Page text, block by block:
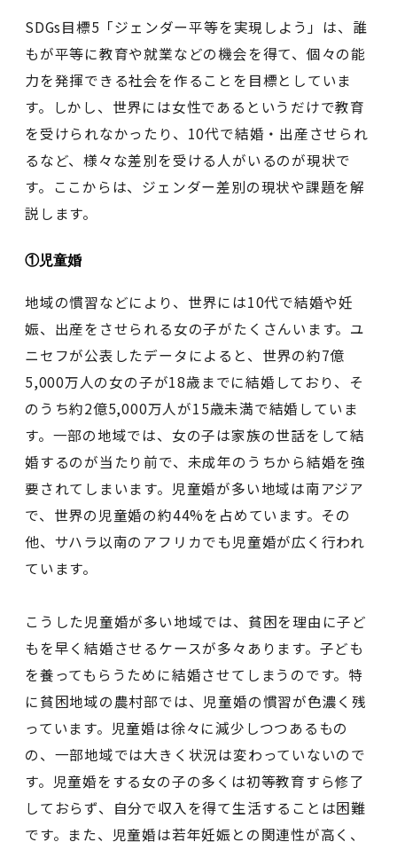
SDGs目標5「ジェンダー平等を実現しよう」は、誰
もが平等に教育や就業などの機会を得て、個々の能
力を発揮できる社会を作ることを目標としていま
す。しかし、世界には女性であるというだけで教育
を受けられなかったり、10代で結婚・出産させられ
るなど、様々な差別を受ける人がいるのが現状で
す。ここからは、ジェンダー差別の現状や課題を解
説します。
①児童婚
地域の慣習などにより、世界には10代で結婚や妊
娠、出産をさせられる女の子がたくさんいます。ユ
ニセフが公表したデータによると、世界の約7億
5,000万人の女の子が18歳までに結婚しており、そ
のうち約2億5,000万人が15歳未満で結婚していま
す。一部の地域では、女の子は家族の世話をして結
婚するのが当たり前で、未成年のうちから結婚を強
要されてしまいます。児童婚が多い地域は南アジア
で、世界の児童婚の約44%を占めています。その
他、サハラ以南のアフリカでも児童婚が広く行われ
ています。
こうした児童婚が多い地域では、貧困を理由に子ど
もを早く結婚させるケースが多々あります。子ども
を養ってもらうために結婚させてしまうのです。特
に貧困地域の農村部では、児童婚の慣習が色濃く残
っています。児童婚は徐々に減少しつつあるもの
の、一部地域では大きく状況は変わっていないので
す。児童婚をする女の子の多くは初等教育すら修了
しておらず、自分で収入を得て生活することは困難
です。また、児童婚は若年妊娠との関連性が高く、